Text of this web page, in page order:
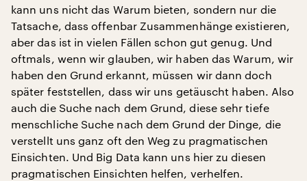
kann uns nicht das Warum bieten, sondern nur die
Tatsache, dass offenbar Zusammenhänge existieren,
aber das ist in vielen Fällen schon gut genug. Und
oftmals, wenn wir glauben, wir haben das Warum, wir
haben den Grund erkannt, müssen wir dann doch
später feststellen, dass wir uns getäuscht haben. Also
auch die Suche nach dem Grund, diese sehr tiefe
menschliche Suche nach dem Grund der Dinge, die
verstellt uns ganz oft den Weg zu pragmatischen
Einsichten. Und Big Data kann uns hier zu diesen
pragmatischen Einsichten helfen, verhelfen.